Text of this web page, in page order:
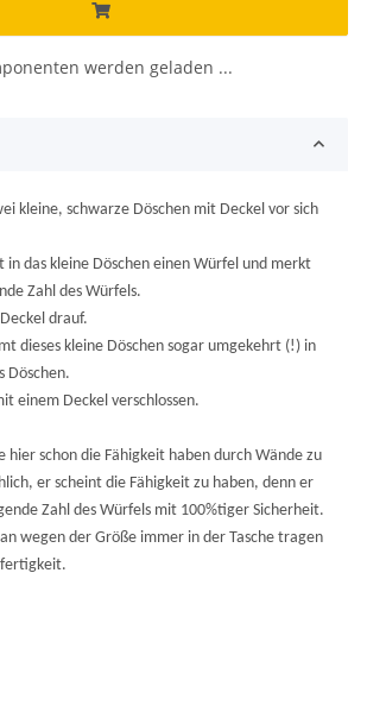
werden geladen ...
kleine, schwarze Döschen mit Deckel vor sich
in das kleine Döschen einen Würfel und merkt
Zahl des Würfels.
drauf.
dieses kleine Döschen sogar umgekehrt (!) in
Döschen.
einem Deckel verschlossen.
hier schon die Fähigkeit haben durch Wände zu
er scheint die Fähigkeit zu haben, denn er
Zahl des Würfels mit 100%tiger Sicherheit.
wegen der Größe immer in der Tasche tragen